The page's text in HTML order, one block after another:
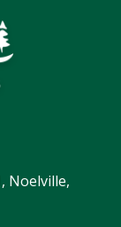
Noelville,